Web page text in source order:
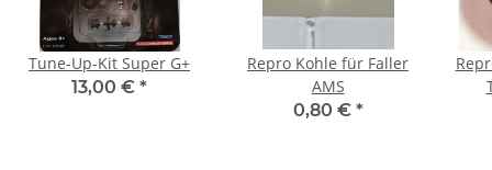
Tune-Up-Kit Super G+
13,00 € *
Repro Kohle für Faller
AMS
0,80 € *